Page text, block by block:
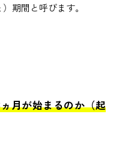
期間と呼びます。
月が始まるのか（起